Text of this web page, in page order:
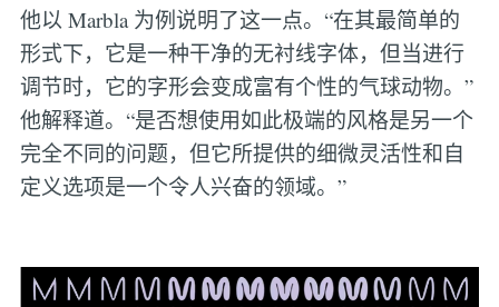
他以 Marbla 为例说明了这一点。“在其最简单的
形式下，它是一种干净的无衬线字体，但当进行
调节时，它的字形会变成富有个性的气球动物。”
他解释道。“是否想使用如此极端的风格是另一个
完全不同的问题，但它所提供的细微灵活性和自
定义选项是一个令人兴奋的领域。”